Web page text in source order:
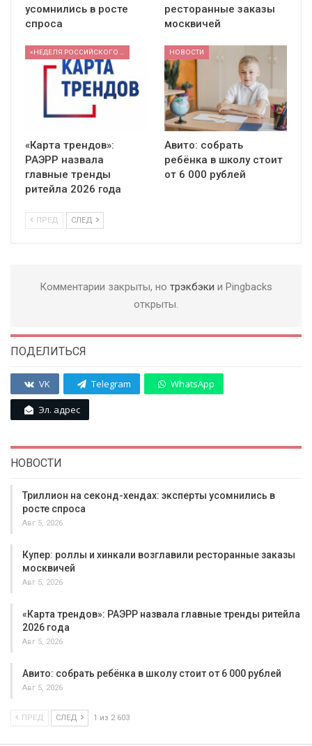
усомнились в росте
спроса
ресторанные заказы
москвичей
«НЕДЕЛЯ РОССИЙСКОГО РИТЕЙЛА» 2026
«Карта трендов»:
РАЭРР назвала
главные тренды
ритейла 2026 года
НОВОСТИ
Авито: собрать
ребёнка в школу стоит
от 6 000 рублей
ПРЕД СЛЕД
Комментарии закрыты, но трэкбэки и Pingbacks
открыты.
ПОДЕЛИТЬСЯ
VK Telegram WhatsApp
Эл. адрес
НОВОСТИ
Триллион на секонд-хендах: эксперты усомнились в
росте спроса
Авг 5, 2026
Купер: роллы и хинкали возглавили ресторанные заказы
москвичей
Авг 5, 2026
«Карта трендов»: РАЭРР назвала главные тренды ритейла
2026 года
Авг 5, 2026
Авито: собрать ребёнка в школу стоит от 6 000 рублей
Авг 5, 2026
ПРЕД СЛЕД 1 из 2 603